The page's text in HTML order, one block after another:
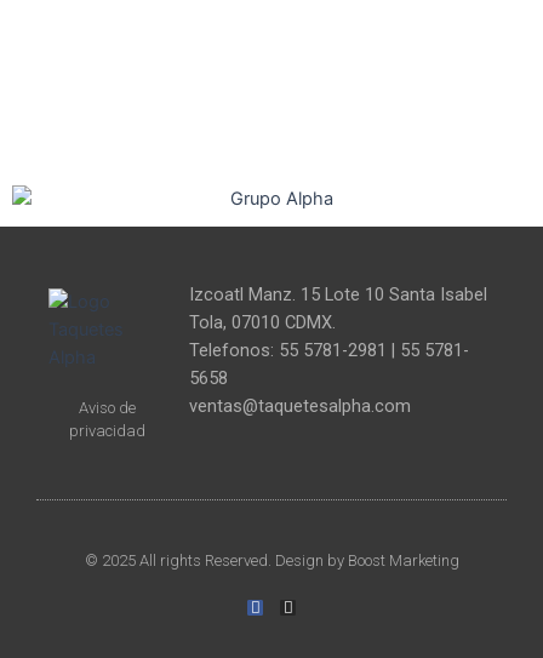
Aviso de
privacidad
Izcoatl Manz. 15 Lote 10 Santa Isabel
Tola, 07010 CDMX.
Telefonos: 55 5781-2981 | 55 5781-
5658
ventas@taquetesalpha.com
© 2025 All rights Reserved. Design by Boost Marketing